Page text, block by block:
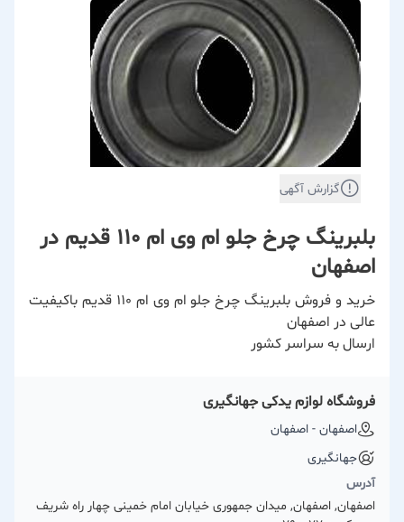
گزارش آگهی
بلبرینگ چرخ جلو ام وی ام 110 قدیم در
اصفهان
خرید و فروش بلبرینگ چرخ جلو ام وی ام 110 قدیم باکیفیت
عالی در اصفهان
ارسال به سراسر کشور
فروشگاه لوازم یدکی جهانگیری
اصفهان - اصفهان
جهانگیری
آدرس
اصفهان, اصفهان, میدان جمهوری خیابان امام خمینی چهار راه شریف